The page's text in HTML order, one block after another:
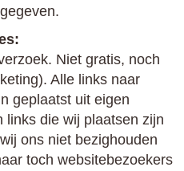
Niet gratis, noch
Alle links naar
geplaatst uit eigen
links die wij plaatsen zijn
ons niet bezighouden
toch websitebezoekers